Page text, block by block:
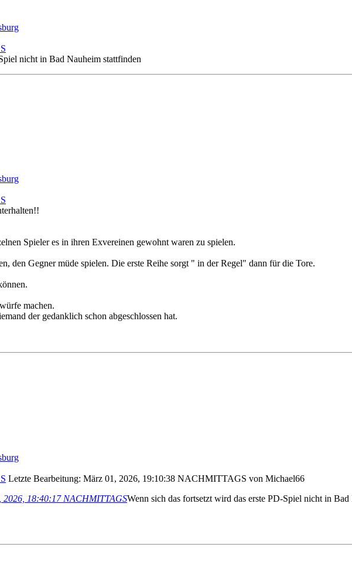
nicht in Bad Nauheim stattfinden
Spieler es in ihren Exvereinen gewohnt waren zu spielen.
den Gegner müde spielen. Die erste Reihe sorgt " in der Regel" dann für die Tore.
machen.
der gedanklich schon abgeschlossen hat.
Letzte Bearbeitung: März 01, 2026, 19:10:38 NACHMITTAGS von Michael66
2026, 18:40:17 NACHMITTAGSWenn sich das fortsetzt wird das erste PD-Spiel nicht in